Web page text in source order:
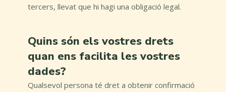
tercers, llevat que hi hagi una obligació legal.
Quins són els vostres drets
quan ens facilita les vostres
dades?
Qualsevol persona té dret a obtenir confirmació